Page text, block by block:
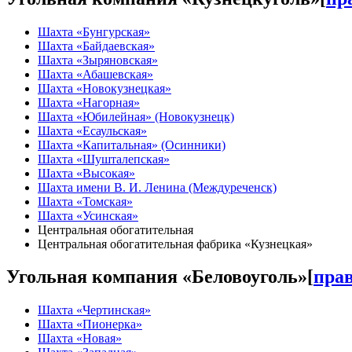
Шахта «Бунгурская»
Шахта «Байдаевская»
Шахта «Зыряновская»
Шахта «Абашевская»
Шахта «Новокузнецкая»
Шахта «Нагорная»
Шахта «Юбилейная» (Новокузнецк)
Шахта «Есаульская»
Шахта «Капитальная» (Осинники)
Шахта «Шушталепская»
Шахта «Высокая»
Шахта имени В. И. Ленина (Междуреченск)
Шахта «Томская»
Шахта «Усинская»
Центральная обогатительная
Центральная обогатительная фабрика «Кузнецкая»
Угольная компания «Беловоуголь»[
Шахта «Чертинская»
Шахта «Пионерка»
Шахта «Новая»